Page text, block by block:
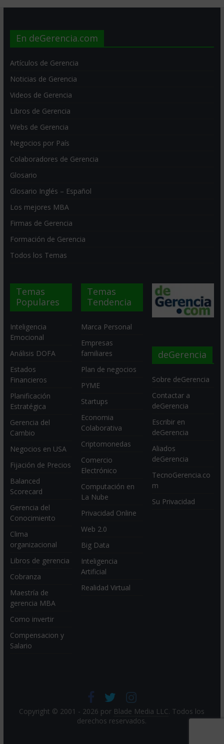
En deGerencia.com
Artículos de Gerencia
Noticias de Gerencia
Videos de Gerencia
Libros de Gerencia
Webs de Gerencia
Negocios por País
Colaboradores de Gerencia
Glosario
Glosario Inglés – Español
Los mejores MBA
Firmas de Gerencia
Formación de Gerencia
Todos los Temas
Temas
Populares
Inteligencia
Emocional
Análisis DOFA
Estados
Financieros
Planificación
Estratégica
Gerencia del
Cambio
Negocios en USA
Fijación de Precios
Balanced
Scorecard
Gerencia del
Conocimiento
Clima
organizacional
Libros de gerencia
Cobranza
Maestría de
gerencia MBA
Como invertir
Compensacion y
Salario
Temas
Tendencia
Marca Personal
Empresas
familiares
Plan de negocios
PYME
Startups
Economia
Colaborativa
Criptomonedas
Comercio
Electrónico
Computación en
La Nube
Privacidad Online
Web 2.0
Big Data
Inteligencia
Artificial
Realidad Virtual
deGerencia
Sobre deGerencia
Contactar a
deGerencia
Escribir en
deGerencia
Aliados
deGerencia
TecnoGerencia.co
m
Su Privacidad
Copyright © 2001 - 2026 por Blade Media LLC. Todos los
derechos reservados.